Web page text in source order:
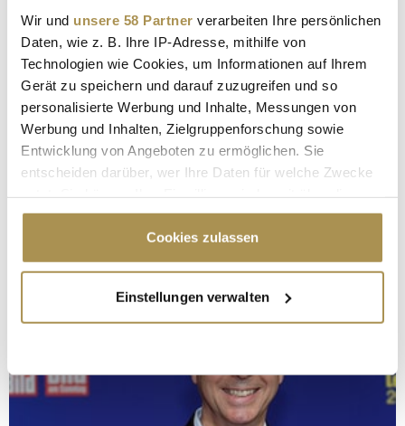
Wir und unsere 58 Partner verarbeiten Ihre persönlichen
Daten, wie z. B. Ihre IP-Adresse, mithilfe von
Technologien wie Cookies, um Informationen auf Ihrem
Gerät zu speichern und darauf zuzugreifen und so
personalisierte Werbung und Inhalte, Messungen von
Werbung und Inhalten, Zielgruppenforschung sowie
Entwicklung von Angeboten zu ermöglichen. Sie
entscheiden darüber, wer Ihre Daten für welche Zwecke
Cookie-Erklärung oder durch Klicken auf das Privacy
Trigger Symbol ändern oder widerrufen
Informationen über Ihre geografische Lage
erfassen, welche bis auf einige Meter genau sein
bestimmten Merkmalen (Fingerprinting) identifizieren
Erfahren Sie mehr darüber, wie Ihre persönlichen Daten
Cookies zulassen
Einstellungen verwalten